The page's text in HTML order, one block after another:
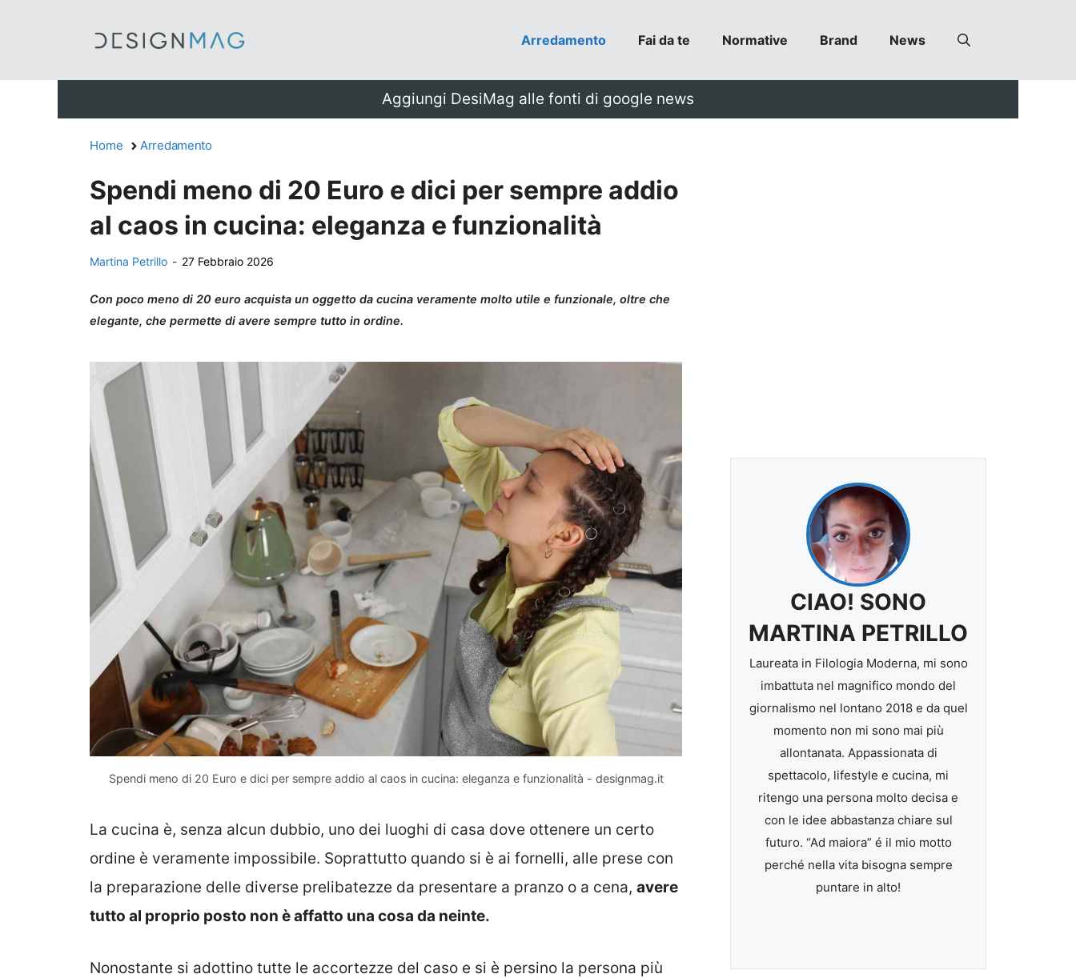
Arredamento Fai da te Normative Brand News
Aggiungi DesiMag alle fonti di google news
Home Arredamento
Spendi meno di 20 Euro e dici per sempre addio
al caos in cucina: eleganza e funzionalità
Martina Petrillo - 27 Febbraio 2026
Con poco meno di 20 euro acquista un oggetto da cucina veramente molto utile e funzionale, oltre che
elegante, che permette di avere sempre tutto in ordine.
Spendi meno di 20 Euro e dici per sempre addio al caos in cucina: eleganza e funzionalità - designmag.it
La cucina è, senza alcun dubbio, uno dei luoghi di casa dove ottenere un certo
ordine è veramente impossibile. Soprattutto quando si è ai fornelli, alle prese con
la preparazione delle diverse prelibatezze da presentare a pranzo o a cena, avere
tutto al proprio posto non è affatto una cosa da neinte.
Nonostante si adottino tutte le accortezze del caso e si è persino la persona più
CIAO! SONO
MARTINA PETRILLO
Laureata in Filologia Moderna, mi sono
imbattuta nel magnifico mondo del
giornalismo nel lontano 2018 e da quel
momento non mi sono mai più
allontanata. Appassionata di
spettacolo, lifestyle e cucina, mi
ritengo una persona molto decisa e
con le idee abbastanza chiare sul
futuro. “Ad maiora” é il mio motto
perché nella vita bisogna sempre
puntare in alto!